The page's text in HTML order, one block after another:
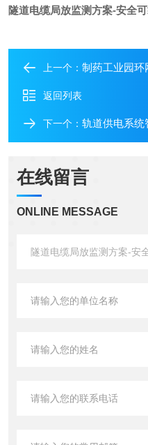
隧道电缆局放监测方案-安全
上一个： 制药工业园环
返回列表
下一个： 轨道供电系统
在线留言
ONLINE MESSAGE